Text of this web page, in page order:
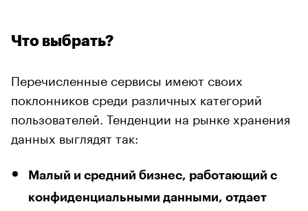
Что выбрать?
Перечисленные сервисы имеют своих
поклонников среди различных категорий
пользователей. Тенденции на рынке хранения
данных выглядят так:
Малый и средний бизнес, работающий с
конфиденциальными данными, отдает